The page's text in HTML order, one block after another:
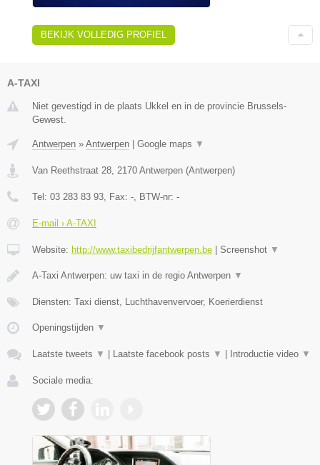
BEKIJK VOLLEDIG PROFIEL
A-TAXI
Niet gevestigd in de plaats Ukkel en in de provincie Brussels-
Gewest.
Antwerpen » Antwerpen Google maps ▼
Van Reethstraat 28, 2170 Antwerpen (Antwerpen)
Tel: 03 283 83 93, Fax: -, BTW-nr: -
E-mail › A-TAXI
Website: http://www.taxibedrijfantwerpen.be Screenshot ▼
A-Taxi Antwerpen: uw taxi in de regio Antwerpen ▼
Diensten: Taxi dienst, Luchthavenvervoer, Koerierdienst
Openingstijden ▼
Laatste tweets ▼ Laatste facebook posts ▼ Introductie video ▼
Sociale media: